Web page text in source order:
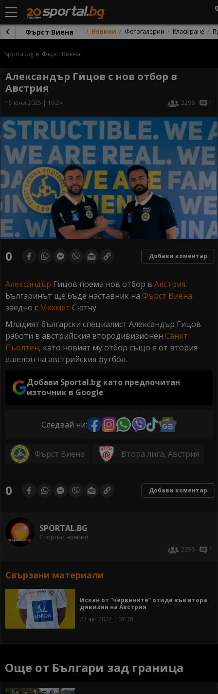
Фърст Виена Новини Фотогалерии Класиране
Sportal.bg Фърст Виена
Александър Гицов с нов отбор в
Австрия
15 юни 2025 | 16:24 2296 1
0 Добави коментар
Александър Гицов поема нов отбор в Австрия.
Българинът ще бъде наставник на Фърст Виена
заедно с Мехмет Сютчу.
Младият български специалист Александър Гицов
работи в австрийския втородивизионен Санкт
Пьолтен, като новият му отбор също е от втория
ешелон на австрийския футбол.
Добави Sportal.bg като предпочитан
източник в Google
Следвай ни:
Фърст Виена Втора лига, Австрия
0 Добави коментар
SPORTAL.BG
Спортни новини
2296
1
Свързани материали
Искан от “червените” отиде във втора
дивизия на Австрия
23 авг 2022 | 07:18
Още от Българи зад граница